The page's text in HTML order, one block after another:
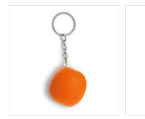
Portachiavi
antistress mela
Personalizzato O 40
mm